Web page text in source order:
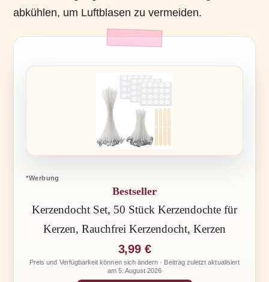
abkühlen, um Luftblasen zu vermeiden.
*Werbung
Bestseller
Kerzendocht Set, 50 Stück Kerzendochte für
Kerzen, Rauchfrei Kerzendocht, Kerzen
3,99 €
Preis und Verfügbarkeit können sich ändern · Beitrag zuletzt aktualisiert
am 5. August 2026